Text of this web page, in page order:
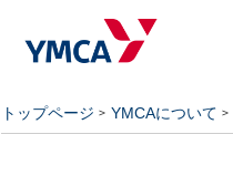
トップページ YMCAについて